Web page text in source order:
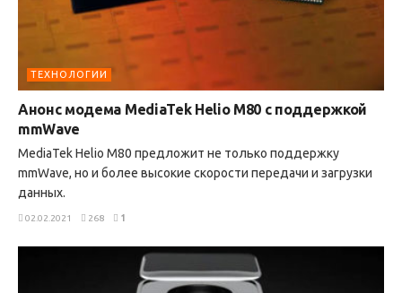
ТЕХНОЛОГИИ
Анонс модема MediaTek Helio M80 с поддержкой
mmWave
MediaTek Helio M80 предложит не только поддержку
mmWave, но и более высокие скорости передачи и загрузки
данных.
02.02.2021 268 1